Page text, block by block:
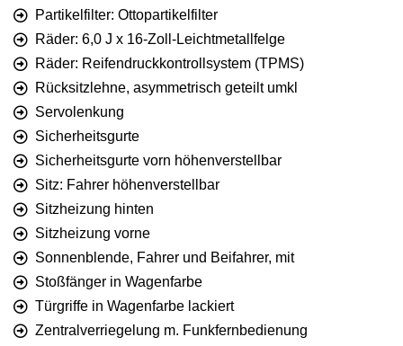
Partikelfilter: Ottopartikelfilter
Räder: 6,0 J x 16-Zoll-Leichtmetallfelge
Räder: Reifendruckkontrollsystem (TPMS)
Rücksitzlehne, asymmetrisch geteilt umkl
Servolenkung
Sicherheitsgurte
Sicherheitsgurte vorn höhenverstellbar
Sitz: Fahrer höhenverstellbar
Sitzheizung hinten
Sitzheizung vorne
Sonnenblende, Fahrer und Beifahrer, mit
Stoßfänger in Wagenfarbe
Türgriffe in Wagenfarbe lackiert
Zentralverriegelung m. Funkfernbedienung